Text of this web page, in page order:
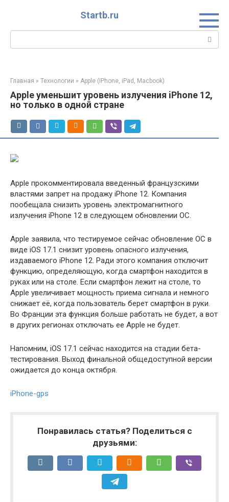
Startb.ru
Главная » Технологии » Apple (iPhone, iPad, Macbook)
Apple уменьшит уровень излучения iPhone 12,
но только в одной стране
Apple прокомментировала введенный французскими
властями запрет на продажу iPhone 12. Компания
пообещала снизить уровень электромагнитного
излучения iPhone 12 в следующем обновлении ОС.
Apple заявила, что тестируемое сейчас обновление ОС в
виде iOS 17.1 снизит уровень опасного излучения,
издаваемого iPhone 12. Ради этого компания отключит
функцию, определяющую, когда смартфон находится в
руках или на столе. Если смартфон лежит на столе, то
Apple увеличивает мощность приема сигнала и немного
снижает её, когда пользователь берет смартфон в руки.
Во Франции эта функция больше работать не будет, а вот
в других регионах отключать ее Apple не будет.
Напомним, iOS 17.1 сейчас находится на стадии бета-
тестирования. Выход финальной общедоступной версии
ожидается до конца октября.
iPhone-gps
Понравилась статья? Поделиться с
друзьями: